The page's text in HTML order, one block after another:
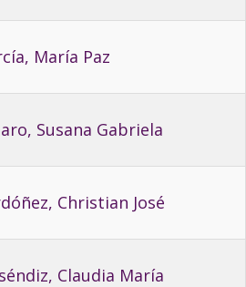
María Paz
Susana Gabriela
Christian José
Claudia María